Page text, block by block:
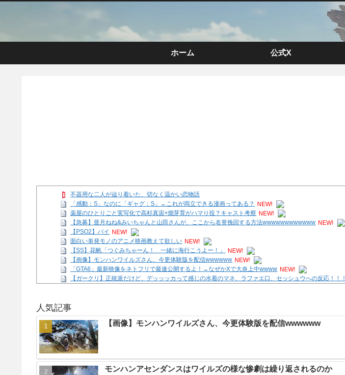
ホーム 公式X
不器用な二人が辿り着いた、切なく温かい恋物語
「感動：S」なのに「ギャグ：S」←これが両立できる漫画ってある？
NEW!
薬屋のひとりごと実写化で高杉真宙×畑芽育がハマり役？キャスト考察 NEW!
【急募】亜月ねね&みいちゃんと山田さんが、ここから名誉挽回する方法wwwwwwwwwwww NEW!
【PSO2】パイ NEW!
面白い単発モノのアニメ映画教えて欲しい NEW!
【SS】花帆「つぐみちゃーん！ 一緒に海行こうよー！」
NEW!
【画像】モンハンワイルズさん、今更体験版を配信wwwwww NEW!
「GTA6」最新映像をネトフリで最速公開するよ！→なぜかXで大炎上中wwww NEW!
【ガークリ】正統派だけど、デッッッカって感じの水着のマネ、ラファエ口、セッシュウへの反応！！！
Powered by livedoor 相互RSS
人気記事
【画像】モンハンワイルズさん、今更体験版を配信wwwwww
モンハンアセンダンスはワイルズの様な惨劇は繰り返されるのか